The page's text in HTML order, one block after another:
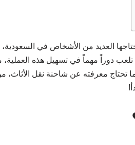
العديد من الأشخاص في
دوراً مهماً في تسهيل هذه العملية،
معرفته عن شاحنة نقل الأثاث، من